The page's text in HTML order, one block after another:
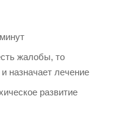
жалобы, то
назначает лечение
развитие